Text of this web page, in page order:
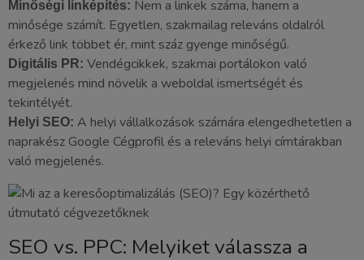
Minőségi linképítés: Nem a linkek száma, hanem a
minősége számít. Egyetlen, szakmailag releváns oldalról
érkező link többet ér, mint száz gyenge minőségű.
Digitális PR: Vendégcikkek, szakmai portálokon való
megjelenés mind növelik a weboldal ismertségét és
tekintélyét.
Helyi SEO: A helyi vállalkozások számára elengedhetetlen a
naprakész Google Cégprofil és a releváns helyi címtárakban
való megjelenés.
SEO vs. PPC: Melyiket válassza a